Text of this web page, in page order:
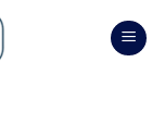
Skip